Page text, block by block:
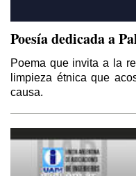
Poesía dedicada a
Poema que invita a la
limpieza étnica que
causa.